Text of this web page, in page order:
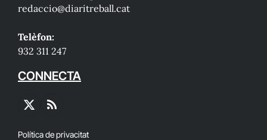
redaccio@diaritreball.cat
Telèfon:
932 311 247
CONNECTA
X
RSS
Política de privacitat